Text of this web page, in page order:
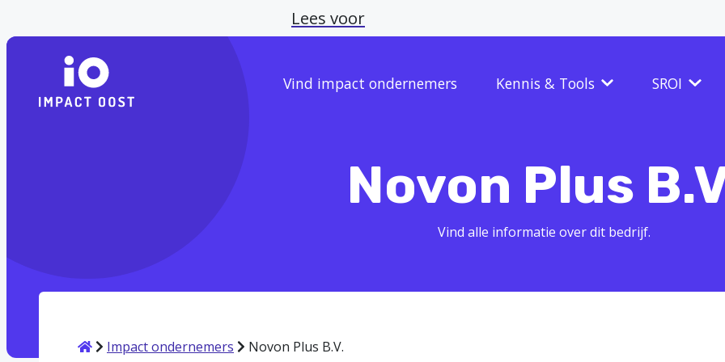
Lees voor
Vind impact ondernemers Kennis & Tools SROI
Novon Plus
Vind alle informatie over dit bedrijf.
HomeImpact ondernemers Novon Plus B.V.